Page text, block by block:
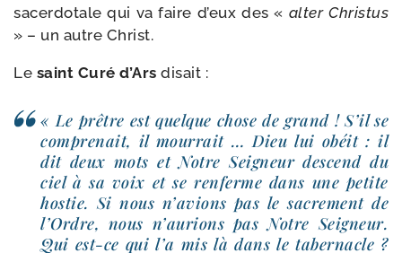
sacer­do­tale qui va faire d’eux des « alter Christus
» – un autre Christ.
Le saint Curé d’Ars disait :
« Le prêtre est quelque chose de grand ! S’il se
com­pre­nait, il mour­rait … Dieu lui obéit : il
dit deux mots et Notre Seigneur des­cend du
ciel à sa voix et se ren­ferme dans une petite
hos­tie. Si nous n’avions pas le sacre­ment de
l’Ordre, nous n’aurions pas Notre Seigneur.
Qui est-​ce qui l’a mis là dans le taber­nacle ?